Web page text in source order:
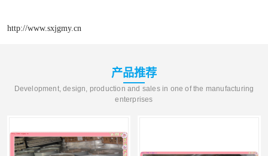
http://www.sxjgmy.cn
产品推荐
Development, design, production and sales in one of the manufacturing
enterprises